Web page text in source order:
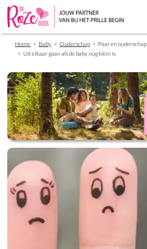
Breadcrumb
Home Baby Ouderschap
Paar en ouderschap
Uit elkaar gaan als de baby nog klein is